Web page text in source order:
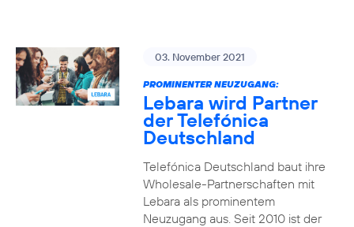
03. November 2021
PROMINENTER NEUZUGANG:
Lebara wird Partner
der Telefónica
Deutschland
Telefónica Deutschland baut ihre
Wholesale-Partnerschaften mit
Lebara als prominentem
Neuzugang aus. Seit 2010 ist der